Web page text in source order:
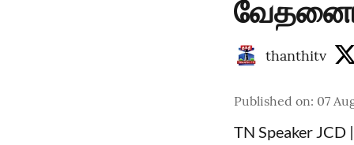
thanthitv
Published on: 07
TN Speaker